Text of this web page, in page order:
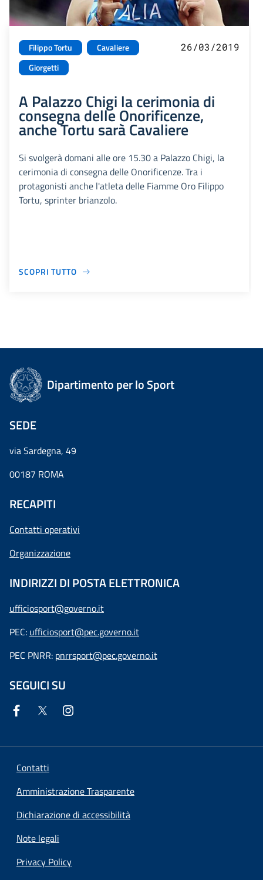
Filippo Tortu
Cavaliere
Giorgetti
26/03/2019
A Palazzo Chigi la cerimonia di
consegna delle Onorificenze,
anche Tortu sarà Cavaliere
Si svolgerà domani alle ore 15.30 a Palazzo Chigi, la
cerimonia di consegna delle Onorificenze. Tra i
protagonisti anche l'atleta delle Fiamme Oro Filippo
Tortu, sprinter brianzolo.
SCOPRI TUTTO
Dipartimento per lo Sport
SEDE
via Sardegna, 49
00187 ROMA
RECAPITI
Contatti operativi
Organizzazione
INDIRIZZI DI POSTA ELETTRONICA
ufficiosport@governo.it
PEC: ufficiosport@pec.governo.it
PEC PNRR: pnrrsport@pec.governo.it
SEGUICI SU
Contatti
Amministrazione Trasparente
Dichiarazione di accessibilità
Note legali
Privacy Policy